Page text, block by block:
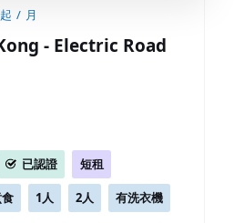
/ 月
- Electric Road
已認證 短租
1人 2人 有洗衣機